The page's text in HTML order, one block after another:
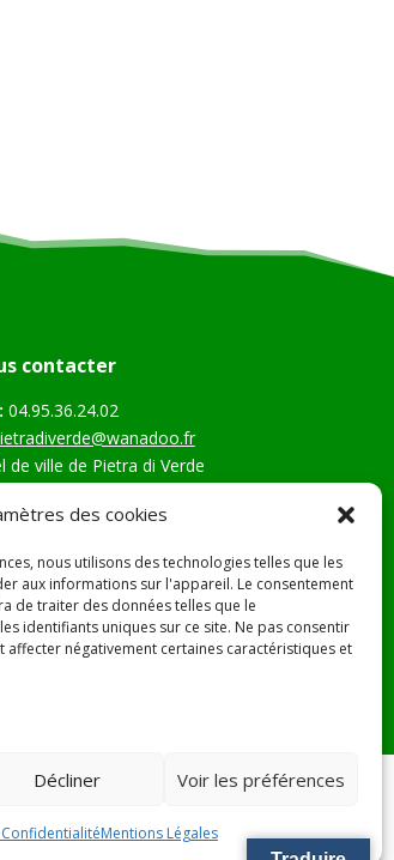
des cookies
nous utilisons des technologies telles que les
aux informations sur l'appareil. Le consentement
de traiter des données telles que le
identifiants uniques sur ce site. Ne pas consentir
négativement certaines caractéristiques et
Décliner Voir les préférences
Mentions Légales
contacter
04.95.36.24.02
de ville de Pietra di Verde
Pietra di Verde